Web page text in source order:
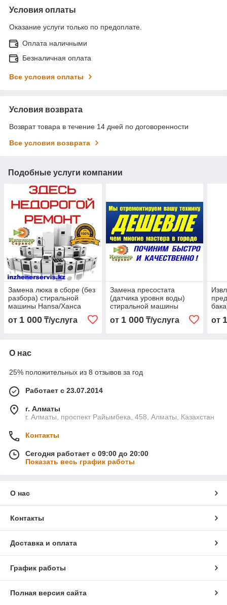
Условия оплаты
Оказание услуги только по предоплате.
Оплата наличными
Безналичная оплата
Все условия оплаты
Условия возврата
Возврат товара в течение 14 дней по договоренности
Все условия возврата
Подобные услуги компании
Замена люка в сборе (без
разбора) стиральной
машины Hansa/Ханса
от 1 000 ₸/услуга
Замена пресостата
(датчика уровня воды)
стиральной машины
Hansa/Ханса
от 1 000₸/услуга от
О нас
25% положительных из 8 отзывов за год
Работает с 23.07.2014
г. Алматы
г. Алматы, проспект Райымбека, 458, Алматы, Казахстан
Контакты
Сегодня работает с 09:00 до 20:00
Показать весь график работы
О нас
Контакты
Доставка и оплата
График работы
Полная версия сайта